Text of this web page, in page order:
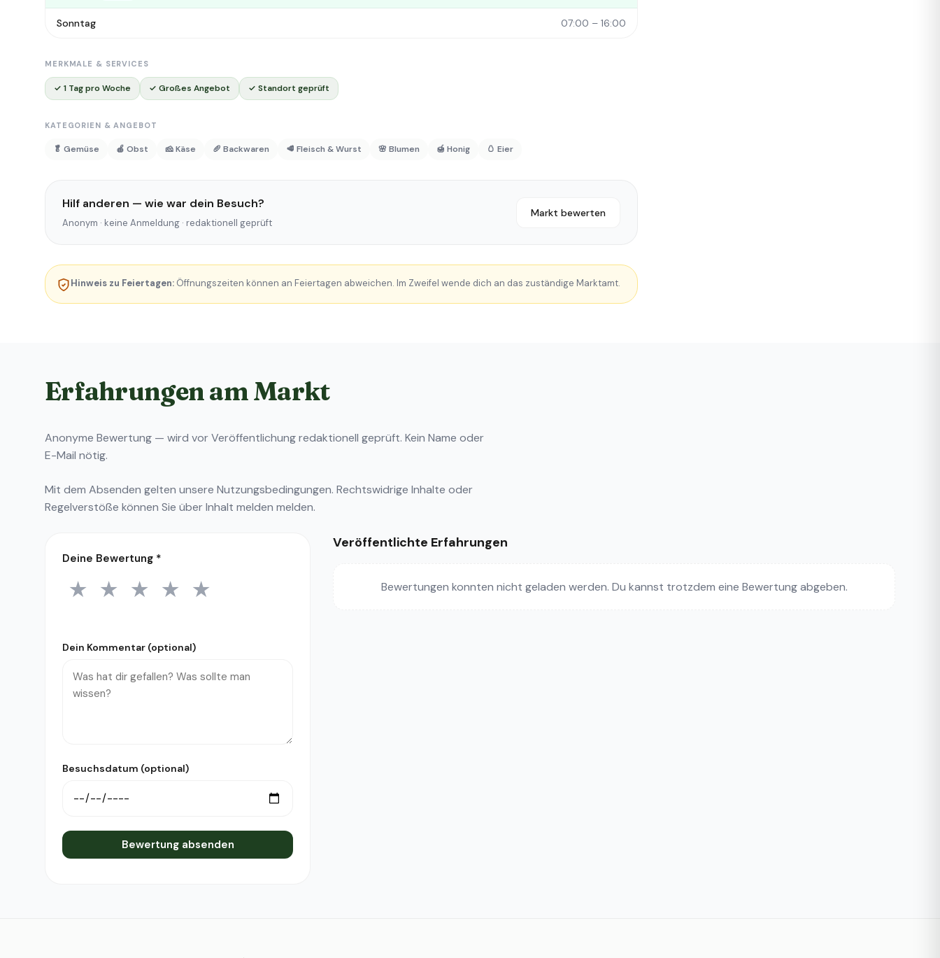
Sonntag 07:00 – 16:00
MERKMALE & SERVICES
✓ 1 Tag pro Woche ✓ Großes Angebot ✓ Standort geprüft
KATEGORIEN & ANGEBOT
🥬 Gemüse 🍎 Obst 🧀 Käse 🥖 Backwaren 🥩 Fleisch & Wurst 🌸 Blumen 🍯 Honig 🥚 Eier
Hilf anderen — wie war dein Besuch?
Anonym · keine Anmeldung · redaktionell geprüft
Markt bewerten
Hinweis zu Feiertagen: Öffnungszeiten können an Feiertagen abweichen. Im Zweifel wende dich an das zuständige Marktamt.
Erfahrungen am Markt
Anonyme Bewertung — wird vor Veröffentlichung redaktionell geprüft. Kein Name oder
E-Mail nötig.
Mit dem Absenden gelten unsere Nutzungsbedingungen. Rechtswidrige Inhalte oder
Regelverstöße können Sie überInhalt melden melden.
Deine Bewertung *
1 Stern
★ 2 Sterne
★ 3 Sterne
★ 4 Sterne
★ 5 Sterne
★
Dein Kommentar (optional)
Besuchsdatum (optional)
Bewertung absenden
Veröffentlichte Erfahrungen
Bewertungen konnten nicht geladen werden. Du kannst trotzdem eine Bewertung abgeben.